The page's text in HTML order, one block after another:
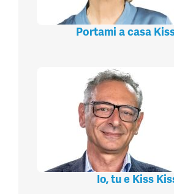
Portami a casa
Io, tu e Kiss